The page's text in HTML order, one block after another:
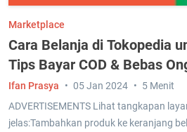
Marketplace
Cara Belanja di Tokopedia
Tips Bayar COD & Bebas
ADVERTISEMENTS Lihat tangkapan
jelas:Tambahkan produk ke keranjang
Ifan Prasya 05 Jan 2024 5 Menit